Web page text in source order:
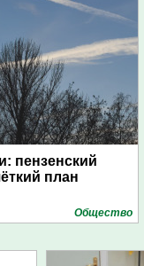
пензенский
план
Общество